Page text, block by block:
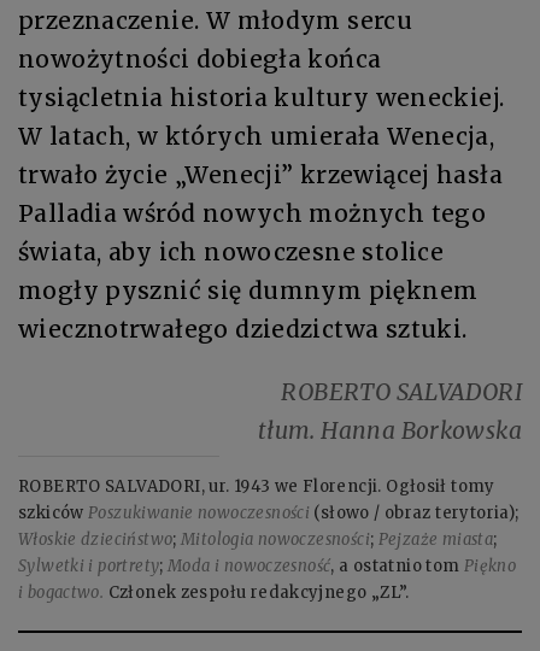
przeznaczenie. W młodym sercu
nowożytności dobiegła końca
tysiącletnia historia kultury weneckiej.
W latach, w których umierała Wenecja,
trwało życie „Wenecji” krzewiącej hasła
Palladia wśród nowych możnych tego
świata, aby ich nowoczesne stolice
mogły pysznić się dumnym pięknem
wiecznotrwałego dziedzictwa sztuki.
ROBERTO SALVADORI
tłum. Hanna Borkowska
ROBERTO SALVADORI, ur. 1943 we Florencji. Ogłosił tomy
szkicówPoszukiwanie nowoczesności (słowo / obraz terytoria);
Włoskie dzieciństwo;Mitologia nowoczesności; Pejzaże miasta;
Sylwetki i portrety;Moda i nowoczesność, a ostatnio tom Piękno
i bogactwo. Członek zespołu redakcyjnego „ZL”.